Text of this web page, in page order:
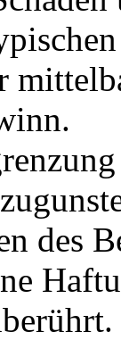
des